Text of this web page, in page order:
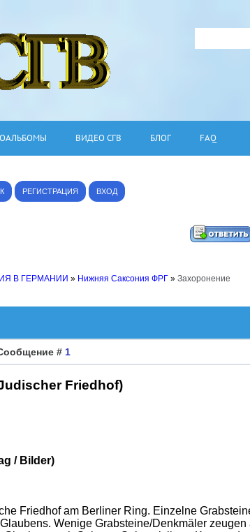
ВИДЕО СГВ БЛОГ FAQ
РЕГИСТРАЦИЯ ВХОД
В ГЕРМАНИИ » Нижняя Саксония ФРГ » Захоронение
# 1
Friedhof)
/ Bilder)
Friedhof am Berliner Ring. Einzelne
Wenige Grabsteine/Denkmäler